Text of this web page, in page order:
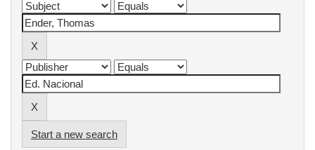
Start a new search